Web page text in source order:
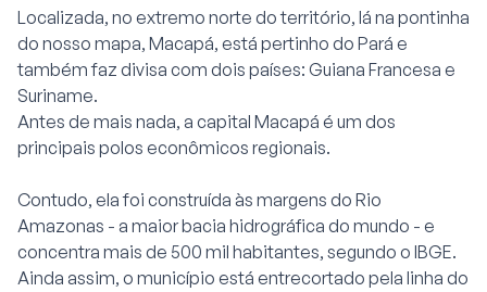
Localizada, no extremo norte do território, lá na pontinha
do nosso mapa, Macapá, está pertinho do Pará e
também faz divisa com dois países: Guiana Francesa e
Suriname.
Antes de mais nada, a capital Macapá é um dos
principais polos econômicos regionais.
Contudo, ela foi construída às margens do Rio
Amazonas - a maior bacia hidrográfica do mundo - e
concentra mais de 500 mil habitantes, segundo o IBGE.
Ainda assim, o município está entrecortado pela linha do